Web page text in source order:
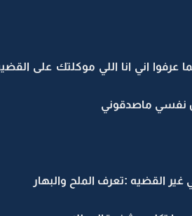
اني انا اللي موكلتك على
نفسي ماصدقوني
القضيه :تعرف الملح والبهار